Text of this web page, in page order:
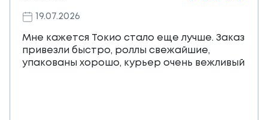
19.07.2026
Мне кажется Токио стало еще лучше. Заказ
привезли быстро, роллы свежайшие,
упакованы хорошо, курьер очень вежливый